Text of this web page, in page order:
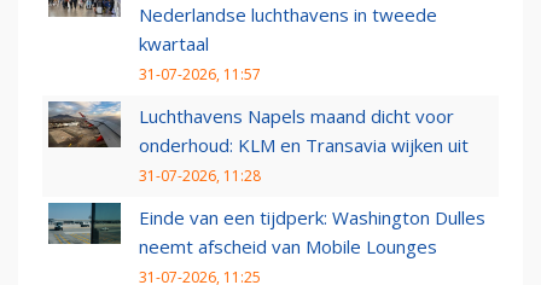
Nederlandse luchthavens in tweede
kwartaal
31-07-2026, 11:57
Luchthavens Napels maand dicht voor
onderhoud: KLM en Transavia wijken uit
31-07-2026, 11:28
Einde van een tijdperk: Washington Dulles
neemt afscheid van Mobile Lounges
31-07-2026, 11:25